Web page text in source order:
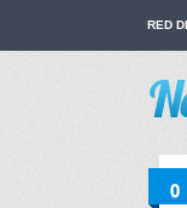
RED
0